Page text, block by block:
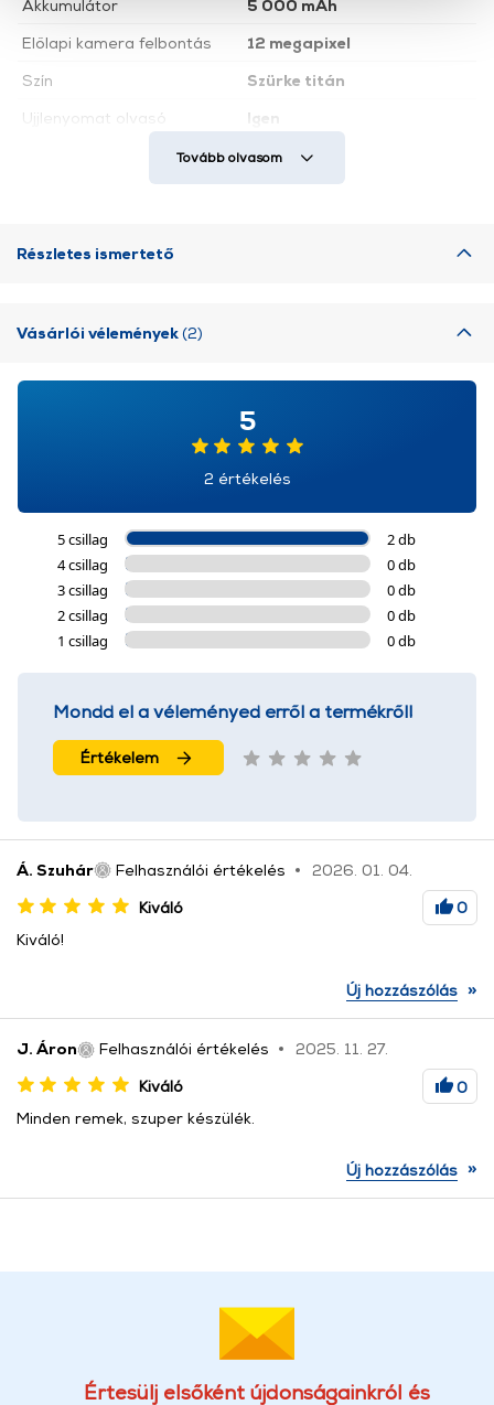
használatával Ön elfogadja a cookie-k használatát.
További információk:
ésAdatvédelem
Akkumulátor
5 000 mAh
Előlapi kamera felbontás
12 megapixel
Szín
Szürke titán
Ujjlenyomat olvasó
Igen
Csepp/Víz/ütésállóság
IP68
Tovább olvasom
Részletes ismertető
Vásárlói vélemények(2)
5
2 értékelés
5 csillag
2 db
4 csillag
0 db
3 csillag
0 db
2 csillag
0 db
1 csillag
0 db
Mondd el a véleményed erről a termékről!
Értékelem
Á. Szuhár Felhasználói értékelés
2026. 01. 04.
Kiváló
0
Kiváló!
Új hozzászólás »
J. Áron Felhasználói értékelés
2025. 11. 27.
Kiváló
0
Minden remek, szuper készülék.
Új hozzászólás »
Értesülj elsőként újdonságainkról és